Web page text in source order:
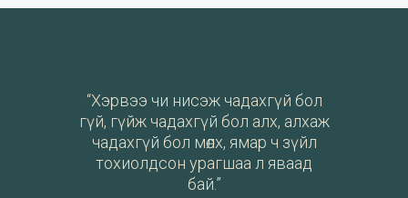
“Хэрвээ чи нисэж чадахгүй бол
гүй, гүйж чадахгүй бол алх, алхаж
чадахгүй бол мөлх, ямар ч зүйл
тохиолдсон урагшаа л яваад
бай.”